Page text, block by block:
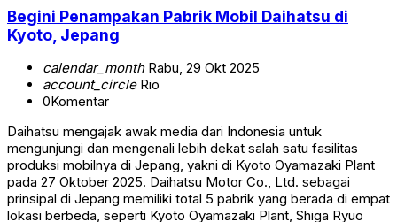
Begini Penampakan Pabrik Mobil Daihatsu di
Kyoto, Jepang
calendar_monthRabu, 29 Okt 2025
account_circleRio
0Komentar
Daihatsu mengajak awak media dari Indonesia untuk
mengunjungi dan mengenali lebih dekat salah satu fasilitas
produksi mobilnya di Jepang, yakni di Kyoto Oyamazaki Plant
pada 27 Oktober 2025. Daihatsu Motor Co., Ltd. sebagai
prinsipal di Jepang memiliki total 5 pabrik yang berada di empat
lokasi berbeda, seperti Kyoto Oyamazaki Plant, Shiga Ryuo